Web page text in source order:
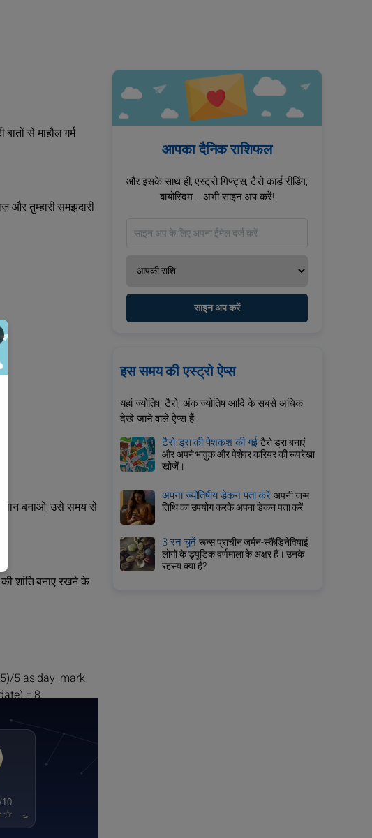
से माहौल गर्म
तुम्हारी समझदारी
बनाओ, उसे समय से
शांति बनाए रखने के
5 as day_mark
= 8
10
>
आपका दैनिक राशिफल
और इसके साथ ही, एस्ट्रो गिफ्ट्स, टैरो कार्ड रीडिंग,
बायोरिदम... अभी साइन अप करें!
साइन अप करें
इस समय की एस्ट्रो ऐप्स
यहां ज्योतिष, टैरो, अंक ज्योतिष आदि के सबसे अधिक
देखे जाने वाले ऐप्स हैं:
टैरो ड्रा की पेशकश की गईटैरो ड्रा बनाएं
और अपने भावुक और पेशेवर करियर की रूपरेखा
खोजें।
अपना ज्योतिषीय डेकन पता करेंअपनी जन्म
तिथि का उपयोग करके अपना डेकन पता करें
3 रन चुनेंरून्स प्राचीन जर्मन-स्कैंडिनेवियाई
लोगों के ड्र्यूडिक वर्णमाला के अक्षर हैं। उनके
रहस्य क्या हैं?